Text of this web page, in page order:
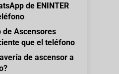
de ENINTER
de Ascensores
que el teléfono
de ascensor a